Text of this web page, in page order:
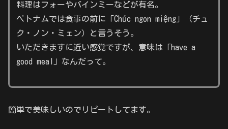
料理はフォーやバインミーなどが有名。
ベトナムでは食事の前に「Chúc ngon miệng」（チュ
ク・ノン・ミェン）と言うそう。
いただきますに近い感覚ですが、意味は「have a
good meal」なんだって。
簡単で美味しいのでリピートしてます。